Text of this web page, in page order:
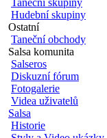
Taneční skupiny
Hudební skupiny
Ostatní
Taneční obchody
Salsa komunita
Salseros
Diskuzní fórum
Fotogalerie
Videa uživatelů
Salsa
Historie